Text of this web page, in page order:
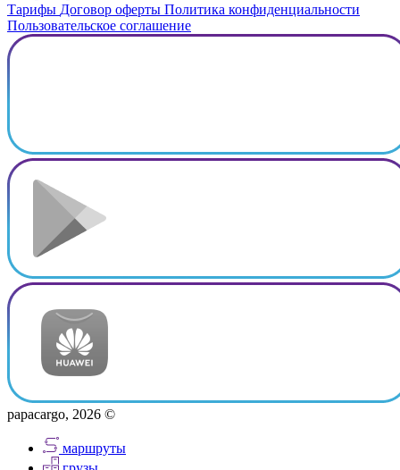
Тарифы Договор оферты Политика конфиденциальности
Пользовательское соглашение
papacargo, 2026 ©
маршруты